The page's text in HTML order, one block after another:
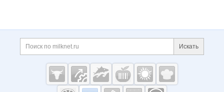
Искать